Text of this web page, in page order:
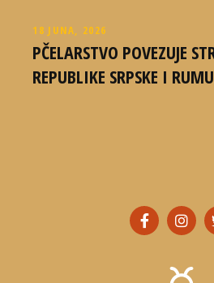
18 JUNA, 2026
PČELARSTVO POVEZUJE
REPUBLIKE SRPSKE I